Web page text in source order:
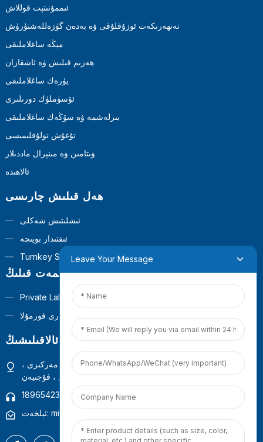
ئىممۇنىتېت قوللاش
تەنھەرىكەت ئوزۇقلۇقى ۋە بەدەن گۈزەللەشتۈرۈش
مېڭە ساغلاملىقى
ھەزىم قىلىش ۋە ئاشقازان
يۈرەك ساغلاملىقى
ئۆسۈملۈك دورىلىرى
بىرلەشمە ۋە سۆڭەك ساغلاملىقى
تۇغۇش تولۇقلىمىسى
ۋىتامىن ۋە مىنېرال ماددىلار
ئالاھىدە
ھەل قىلىش چارىسى
ئىشلىتىش شەكلى
ئىقتىدار بويىچە
Turnkey Solutions
مۇلازىمەت قىلىڭ
Private Label
ئىختىيارى فورمۇلا
بىز بىلەن ئالاقىلىشىڭ
ئادرېسى: 4-قەۋەت ، 1-بىنا ، گۈەنيەنشەن سودا تىجارەت مەركىزى ،
شيامېن ، فۇجىيەن
تېلېفون: +86 18965423693
ئېلخەت: mina.cao@foxmail.com
Leave Your Message